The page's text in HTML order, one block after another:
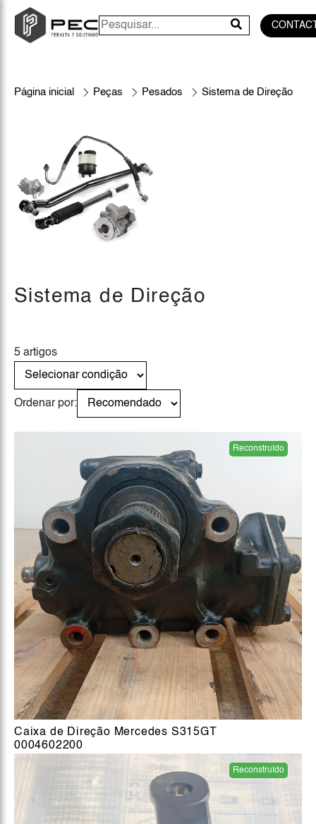
Página inicial Peças Pesados Sistema de Direção
Sistema de Direção
5 artigos
Ordenar por:
Reconstruído
Caixa de Direção Mercedes S315GT
0004602200
Reconstruído